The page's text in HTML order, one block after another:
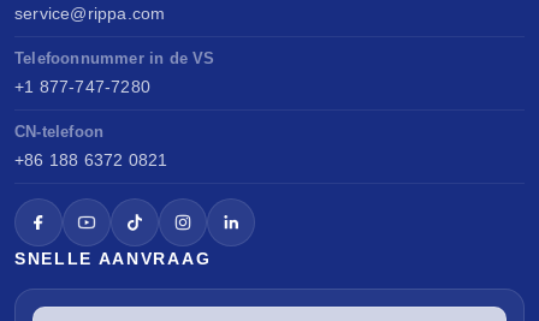
service@rippa.com
Telefoonnummer in de VS
+1 877-747-7280
CN-telefoon
+86 188 6372 0821
SNELLE AANVRAAG